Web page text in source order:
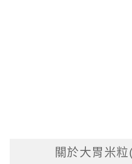
關於大胃米